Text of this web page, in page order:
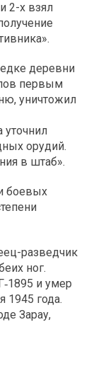
2-х взял
деревни
первым
уничтожил
уточнил
орудий.
в штаб».
боевых
разведчик
ног.
и умер
1945 года.
Зарау,